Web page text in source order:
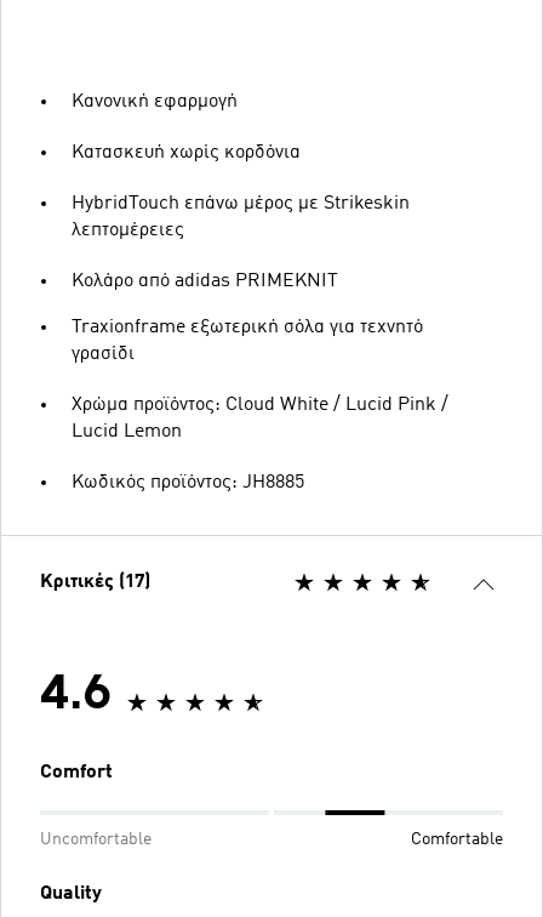
Κανονική εφαρμογή
Κατασκευή χωρίς κορδόνια
HybridTouch επάνω μέρος με Strikeskin
λεπτομέρειες
Κολάρο από adidas PRIMEKNIT
Traxionframe εξωτερική σόλα για τεχνητό
γρασίδι
Χρώμα προϊόντος: Cloud White / Lucid Pink /
Lucid Lemon
Κωδικός προϊόντος: JH8885
Κριτικές (17)
4.6
Comfort
Uncomfortable Comfortable
Quality